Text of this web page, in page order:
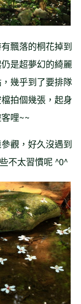
飄落的桐花掉到
是超夢幻的綺麗
幾乎到了要排隊
拍個幾張，起身
哩~~
觀，好久沒遇到
不太習慣呢 ^0^